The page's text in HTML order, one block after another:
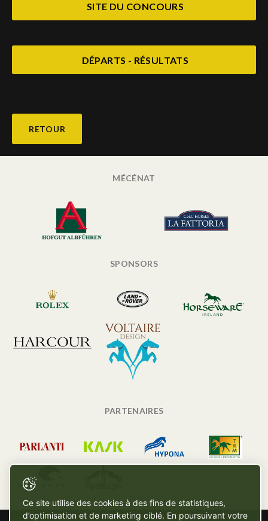
SITE DU CONCOURS
DÉPARTS - RÉSULTATS
RETOUR
MÉCÉNAT
SPONSORS
PARTENAIRES
Ce site utilise des cookies à des fins de statistiques,
d’optimisation et de marketing ciblé. En poursuivant votre